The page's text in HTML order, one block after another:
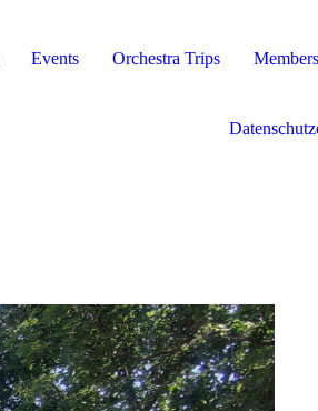
Events Orchestra Trips